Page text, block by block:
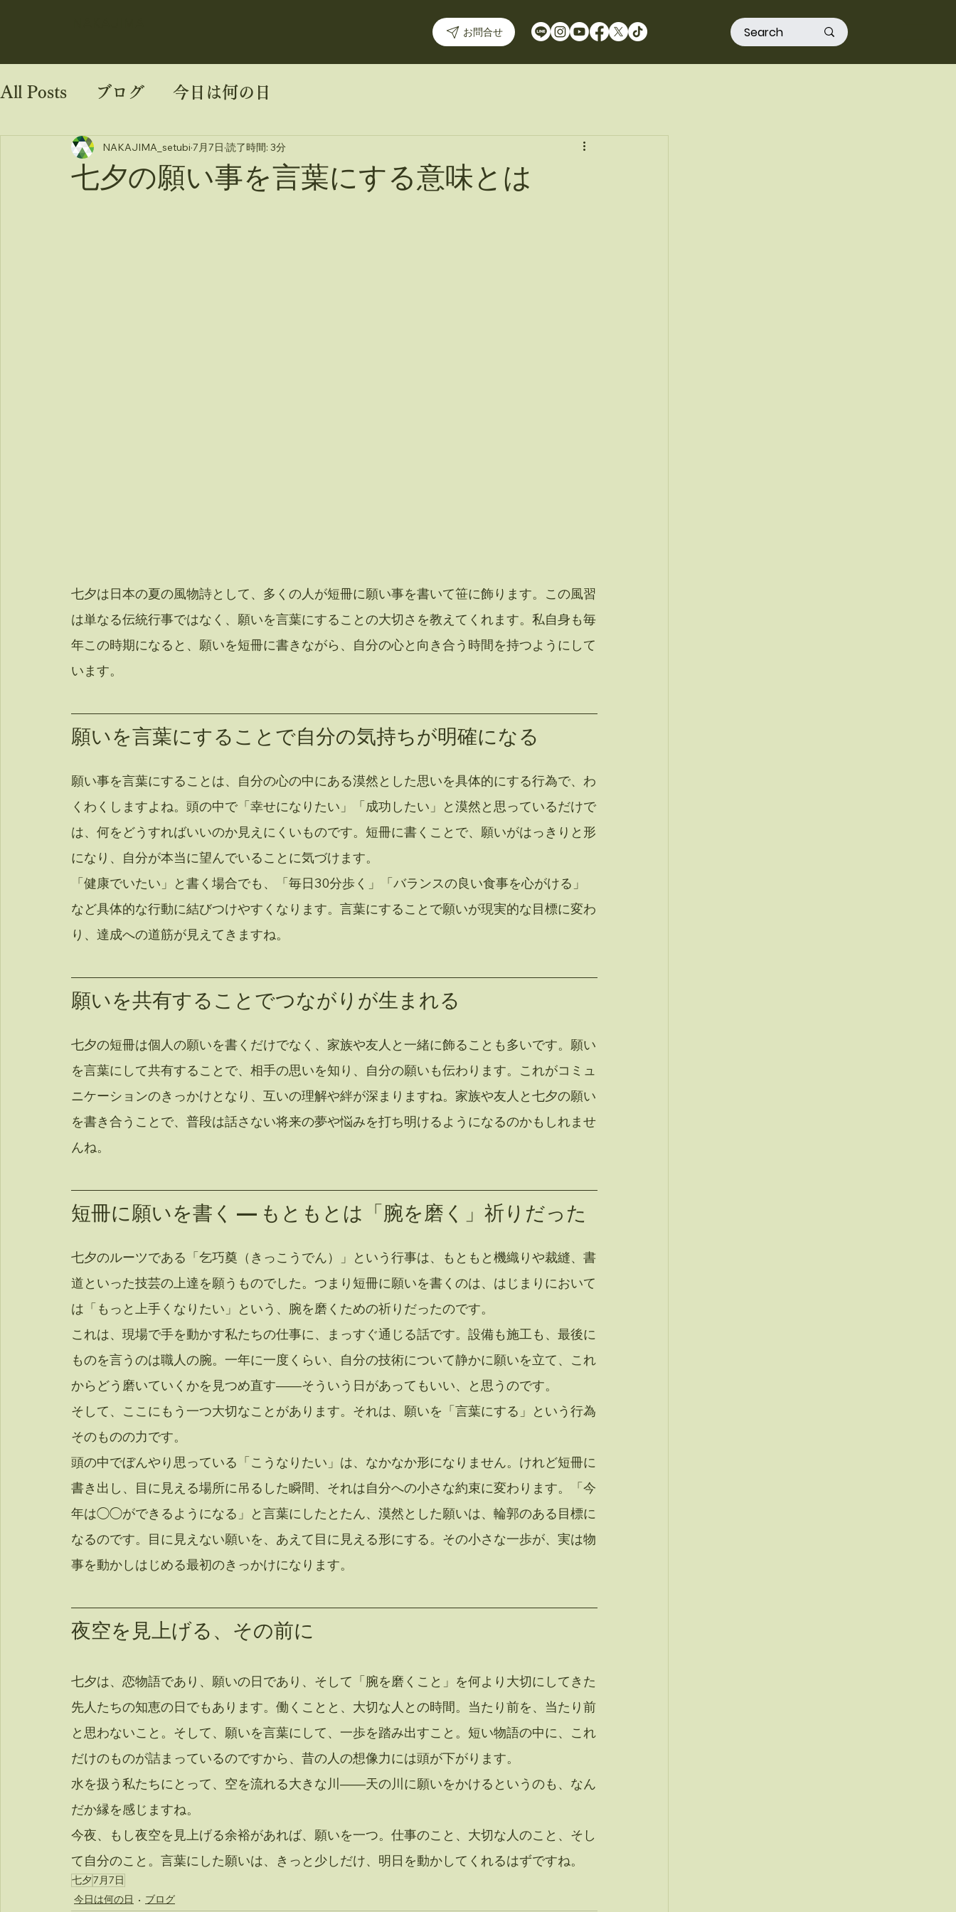
お問合せ
All Posts ブログ 今日は何の日
七夕の願い事を言葉にする意味とは
NAKAJIMA_setubi 7月7日 読了時間: 3分
七夕は日本の夏の風物詩として、多くの人が短冊に願い事を書いて笹に飾ります。この風習
は単なる伝統行事ではなく、願いを言葉にすることの大切さを教えてくれます。私自身も毎
年この時期になると、願いを短冊に書きながら、自分の心と向き合う時間を持つようにして
います。
願いを言葉にすることで自分の気持ちが明確になる
願い事を言葉にすることは、自分の心の中にある漠然とした思いを具体的にする行為で、わ
くわくしますよね。頭の中で「幸せになりたい」「成功したい」と漠然と思っているだけで
は、何をどうすればいいのか見えにくいものです。短冊に書くことで、願いがはっきりと形
になり、自分が本当に望んでいることに気づけます。
「健康でいたい」と書く場合でも、「毎日30分歩く」「バランスの良い食事を心がける」
など具体的な行動に結びつけやすくなります。言葉にすることで願いが現実的な目標に変わ
り、達成への道筋が見えてきますね。
願いを共有することでつながりが生まれる
七夕の短冊は個人の願いを書くだけでなく、家族や友人と一緒に飾ることも多いです。願い
を言葉にして共有することで、相手の思いを知り、自分の願いも伝わります。これがコミュ
ニケーションのきっかけとなり、互いの理解や絆が深まりますね。家族や友人と七夕の願い
を書き合うことで、普段は話さない将来の夢や悩みを打ち明けるようになるのかもしれませ
んね。
短冊に願いを書く — もともとは「腕を磨く」祈りだった
七夕のルーツである「乞巧奠（きっこうでん）」という行事は、もともと機織りや裁縫、書
道といった技芸の上達を願うものでした。つまり短冊に願いを書くのは、はじまりにおいて
は「もっと上手くなりたい」という、腕を磨くための祈りだったのです。
これは、現場で手を動かす私たちの仕事に、まっすぐ通じる話です。設備も施工も、最後に
ものを言うのは職人の腕。一年に一度くらい、自分の技術について静かに願いを立て、これ
からどう磨いていくかを見つめ直す——そういう日があってもいい、と思うのです。
そして、ここにもう一つ大切なことがあります。それは、願いを「言葉にする」という行為
そのものの力です。
頭の中でぼんやり思っている「こうなりたい」は、なかなか形になりません。けれど短冊に
書き出し、目に見える場所に吊るした瞬間、それは自分への小さな約束に変わります。「今
年は◯◯ができるようになる」と言葉にしたとたん、漠然とした願いは、輪郭のある目標に
なるのです。目に見えない願いを、あえて目に見える形にする。その小さな一歩が、実は物
事を動かしはじめる最初のきっかけになります。
夜空を見上げる、その前に
七夕は、恋物語であり、願いの日であり、そして「腕を磨くこと」を何より大切にしてきた
先人たちの知恵の日でもあります。働くことと、大切な人との時間。当たり前を、当たり前
と思わないこと。そして、願いを言葉にして、一歩を踏み出すこと。短い物語の中に、これ
だけのものが詰まっているのですから、昔の人の想像力には頭が下がります。
水を扱う私たちにとって、空を流れる大きな川——天の川に願いをかけるというのも、なん
だか縁を感じますね。
今夜、もし夜空を見上げる余裕があれば、願いを一つ。仕事のこと、大切な人のこと、そし
て自分のこと。言葉にした願いは、きっと少しだけ、明日を動かしてくれるはずですね。
七夕7月7日
今日は何の日
ブログ